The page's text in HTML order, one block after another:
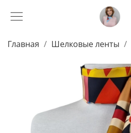
Главная Шелковые ленты